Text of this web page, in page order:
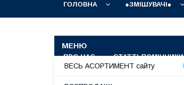
ГОЛОВНА ●ЗМІШУВАЧІ●
ПРО НАС СТАТТІ-ПОМІЧНИКИ
ВЕСЬ АСОРТИМЕНТ сайту